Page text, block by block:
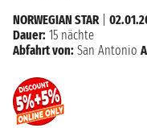
NORWEGIAN STAR|
Dauer: 15 nächte
Abfahrt von: San Antonio